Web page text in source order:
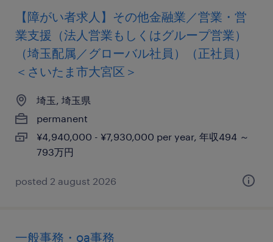
【障がい者求人】その他金融業／営業・営
業支援（法人営業もしくはグループ営業）
（埼玉配属／グローバル社員）（正社員）
＜さいたま市大宮区＞
埼玉, 埼玉県
permanent
¥4,940,000 - ¥7,930,000 per year, 年収494 ～
793万円
posted 2 august 2026
一般事務・oa事務